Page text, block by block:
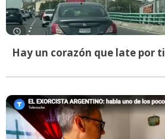
Hay un corazón que late por ti